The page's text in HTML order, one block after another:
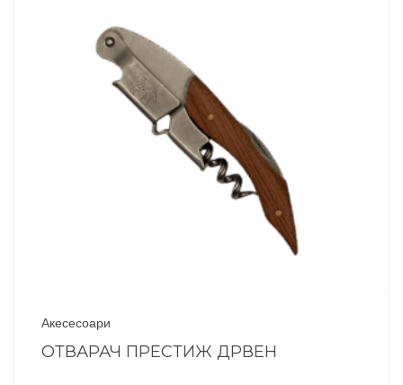
Акесесоари
ОТВАРАЧ ПРЕСТИЖ ДРВЕН